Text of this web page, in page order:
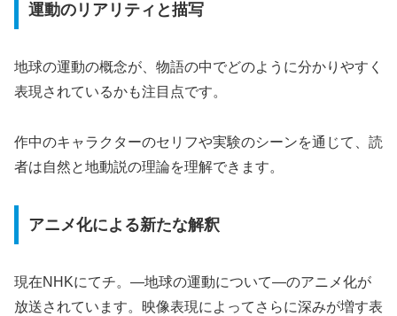
運動のリアリティと描写
地球の運動の概念が、物語の中でどのように分かりやすく
表現されているかも注目点です。
作中のキャラクターのセリフや実験のシーンを通じて、読
者は自然と地動説の理論を理解できます。
アニメ化による新たな解釈
現在NHKにてチ。―地球の運動について―のアニメ化が
放送されています。映像表現によってさらに深みが増す表